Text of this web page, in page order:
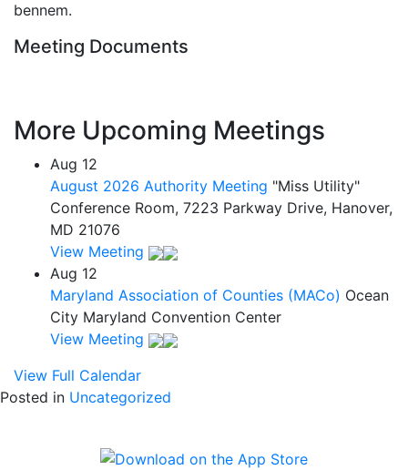
bennem.
Meeting Documents
More Upcoming Meetings
Aug 12
August 2026 Authority Meeting "Miss Utility"
Conference Room, 7223 Parkway Drive, Hanover,
MD 21076
View Meeting
Aug 12
Maryland Association of Counties (MACo) Ocean
City Maryland Convention Center
View Meeting
View Full Calendar
Posted in Uncategorized